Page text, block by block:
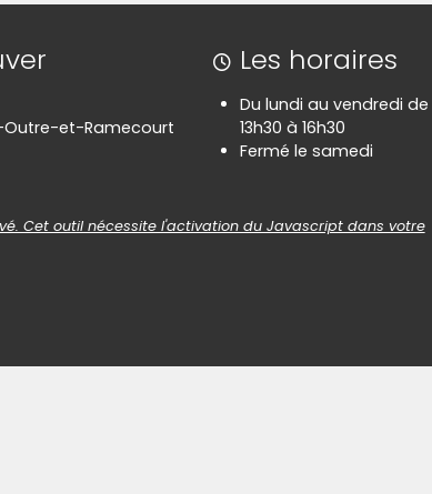
Outre-et-Ramecourt
Les horaires
Du lundi au vendredi de
13h30 à 16h30
Fermé le samedi
Cet outil nécessite l'activation du Javascript dans votre